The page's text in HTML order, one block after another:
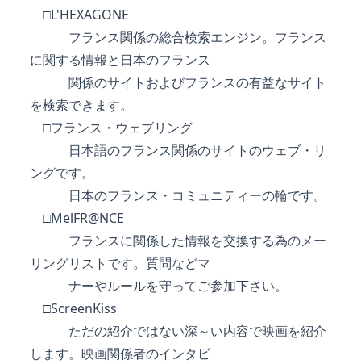
□L'HEXAGONE
フランス関係の総合検索エンジン。フランス
に関する情報と日本のフランス
関係のサイトおよびフランスの有益なサイト
を検索できます。
□フランス・ウェブリング
日本語のフランス関係のサイトのウェブ・リ
ングです。
日本のフランス・コミュニティーの輪です。
□MelFR@NCE
フランスに関係した情報を交換する為のメー
リングリストです。質問などマ
ナーやルールを守ってご参加下さい。
□ScreenKiss
ただの紹介ではない深～い内容で映画を紹介
します。映画関係者のインタビ